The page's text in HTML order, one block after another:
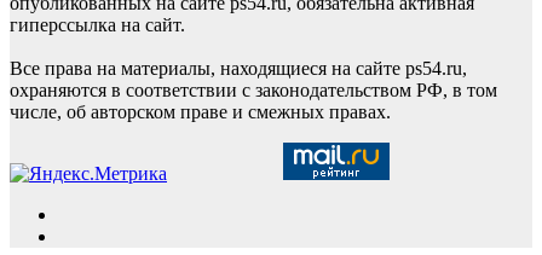
гиперссылка на сайт.
Все права на материалы, находящиеся на сайте ps54.ru,
охраняются в соответствии с законодательством РФ, в том
числе, об авторском праве и смежных правах.